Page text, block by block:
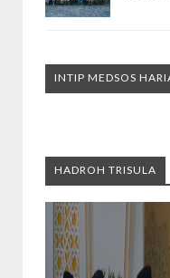
INTIP MEDSOS
HADROH TRISULA